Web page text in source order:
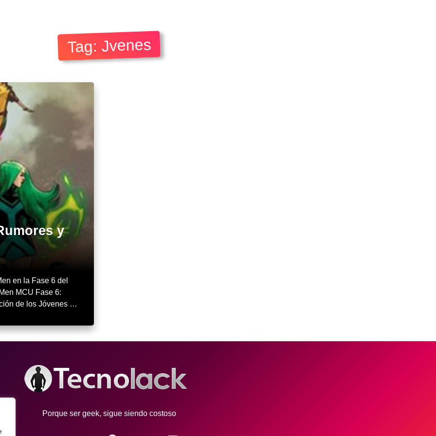
Tag: Jvenes
y
en la Fase 6 del
MCU Fase 6:
de los Jóvenes …
Porque ser geek, sigue siendo costoso